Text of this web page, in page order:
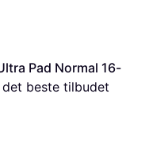
Pad Normal 16-
beste tilbudet